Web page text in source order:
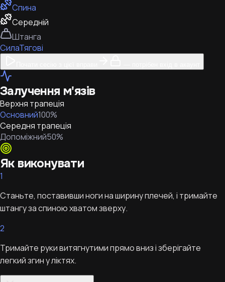
Спина
Середній
Штанга
СилаТягові
Залучення м'язів
Верхня трапеція
Основний100%
Середня трапеція
Допоміжний50%
Як виконувати
1
Станьте, поставивши ноги на ширину плечей, і тримайте
штангу за спиною хватом зверху.
2
Тримайте руки витягнутими прямо вниз і зберігайте
легкий згин у ліктях.